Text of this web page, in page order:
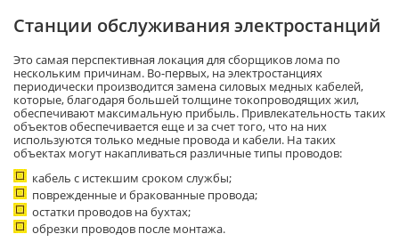
Станции обслуживания электростанций
Это самая перспективная локация для сборщиков лома по
нескольким причинам. Во-первых, на электростанциях
периодически производится замена силовых медных кабелей,
которые, благодаря большей толщине токопроводящих жил,
обеспечивают максимальную прибыль. Привлекательность таких
объектов обеспечивается еще и за счет того, что на них
используются только медные провода и кабели. На таких
объектах могут накапливаться различные типы проводов:
кабель с истекшим сроком службы;
поврежденные и бракованные провода;
остатки проводов на бухтах;
обрезки проводов после монтажа.